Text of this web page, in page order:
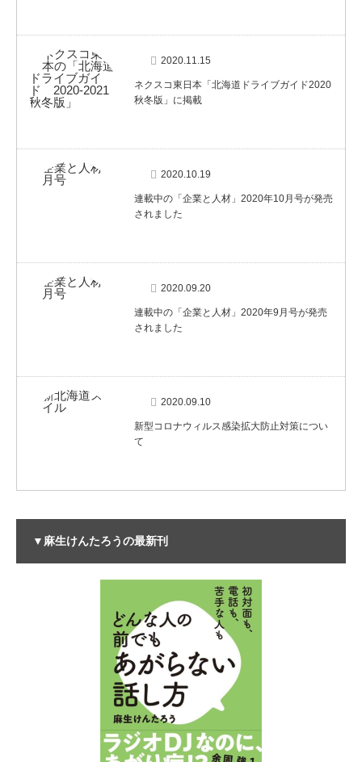
2020.11.15
ネクスコ東日本「北海道ドライブガイド2020
秋冬版」に掲載
2020.10.19
連載中の「企業と人材」2020年10月号が発売
されました
2020.09.20
連載中の「企業と人材」2020年9月号が発売
されました
2020.09.10
新型コロナウィルス感染拡大防止対策につい
て
▼麻生けんたろうの最新刊